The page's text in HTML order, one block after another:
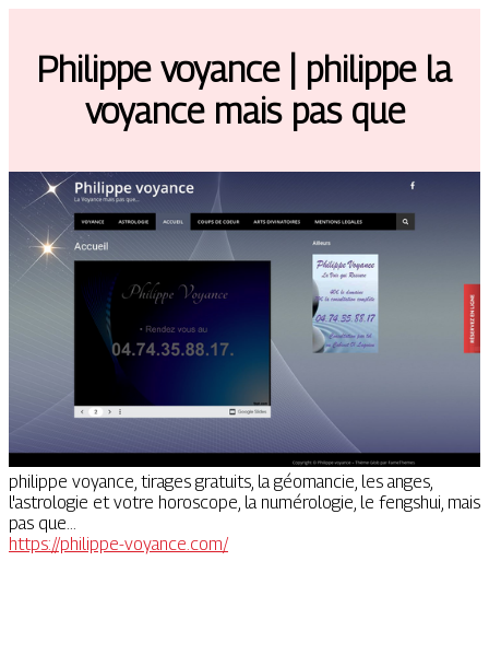
Philippe voyance | philippe la
voyance mais pas que
philippe voyance, tirages gratuits, la géomancie, les anges,
l'astrologie et votre horoscope, la numérologie, le fengshui, mais
pas que...
https://philippe-voyance.com/